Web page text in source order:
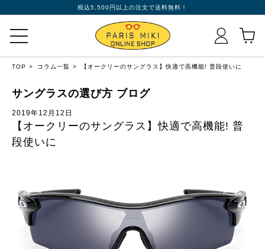
税込5,500円以上の注文で送料無料！
TOP コラム一覧 【オークリーのサングラス】快適で高機能! 普段使いに
サングラスの選び方 ブログ
2019年12月12日
【オークリーのサングラス】快適で高機能! 普
段使いに